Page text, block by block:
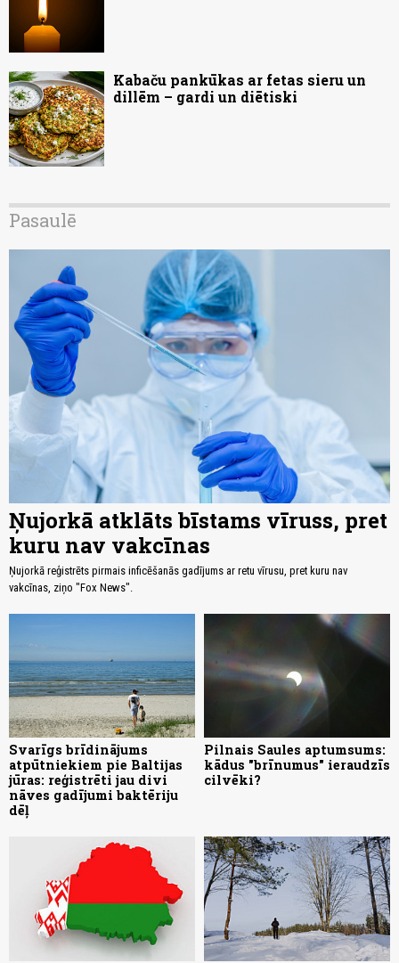
Kabaču pankūkas ar fetas sieru un
dillēm – gardi un diētiski
Pasaulē
Ņujorkā atklāts bīstams vīruss, pret
kuru nav vakcīnas
Ņujorkā reģistrēts pirmais inficēšanās gadījums ar retu vīrusu, pret kuru nav
vakcīnas, ziņo "Fox News".
Svarīgs brīdinājums
atpūtniekiem pie Baltijas
jūras: reģistrēti jau divi
nāves gadījumi baktēriju
dēļ
Pilnais Saules aptumsums:
kādus "brīnumus" ieraudzīs
cilvēki?